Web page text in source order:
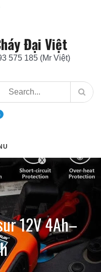
Đại Việt
575 185 (Mr Việt)
12V 4Ah–